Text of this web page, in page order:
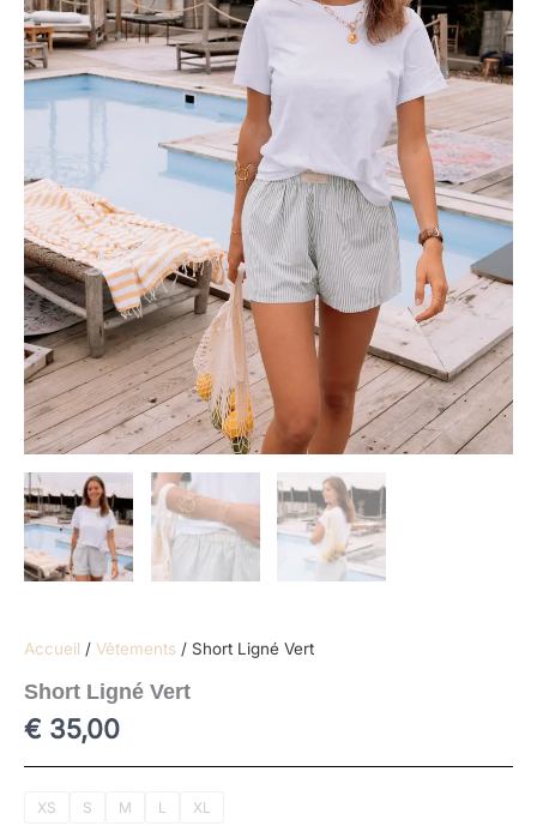
Accueil / Vêtements / Short Ligné Vert
Short Ligné Vert
€ 35,00
XS S M L XL
de